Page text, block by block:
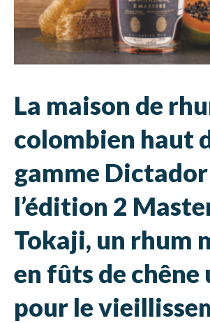
La maison de
colombien haut
gamme
l’édition 2
Tokaji, un rhum
en fûts de chêne
pour le